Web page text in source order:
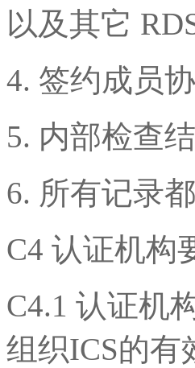
以及其它
4. 签约成员
5. 内部检查
6. 所有记录
C4 认证机构
C4.1 认证机
组织ICS的